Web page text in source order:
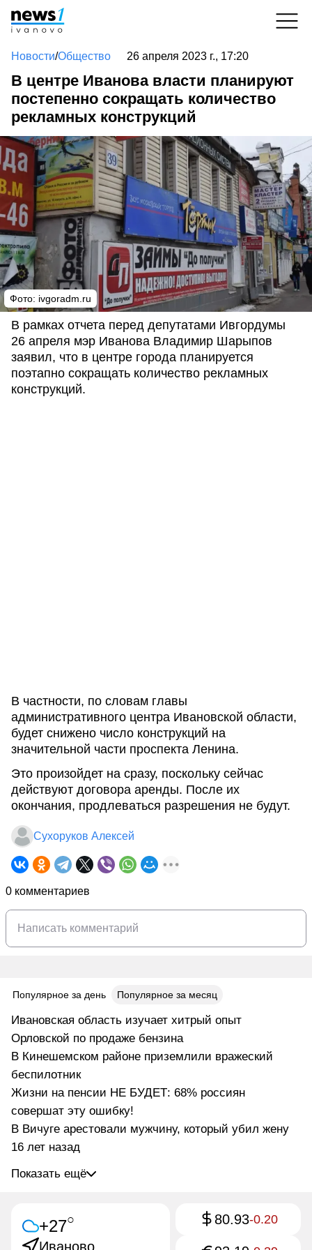
Новости/Общество 26 апреля 2023 г., 17:20
В центре Иванова власти планируют
постепенно сокращать количество
рекламных конструкций
Фото: ivgoradm.ru
В рамках отчета перед депутатами Ивгордумы
26 апреля мэр Иванова Владимир Шарыпов
заявил, что в центре города планируется
поэтапно сокращать количество рекламных
конструкций.
В частности, по словам главы
административного центра Ивановской области,
будет снижено число конструкций на
значительной части проспекта Ленина.
Это произойдет на сразу, поскольку сейчас
действуют договора аренды. После их
окончания, продлеваться разрешения не будут.
Сухоруков Алексей
0 комментариев
Популярное за день Популярное за месяц
Ивановская область изучает хитрый опыт
Орловской по продаже бензина
В Кинешемском районе приземлили вражеский
беспилотник
Жизни на пенсии НЕ БУДЕТ: 68% россиян
совершат эту ошибку!
В Вичуге арестовали мужчину, который убил жену
16 лет назад
Показать ещё
+27○
Иваново
80.93-0.20